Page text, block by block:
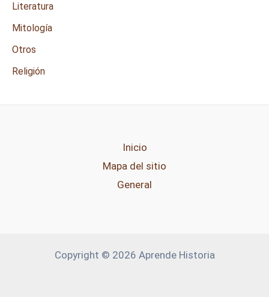
Literatura
Mitología
Otros
Religión
Inicio
Mapa del sitio
General
Copyright © 2026 Aprende Historia